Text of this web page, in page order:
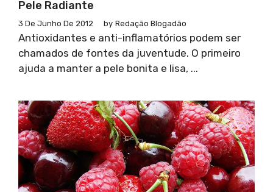
Pele Radiante
3 De Junho De 2012 by Redação Blogadão
Antioxidantes e anti-inflamatórios podem ser
chamados de fontes da juventude. O primeiro
ajuda a manter a pele bonita e lisa, ...